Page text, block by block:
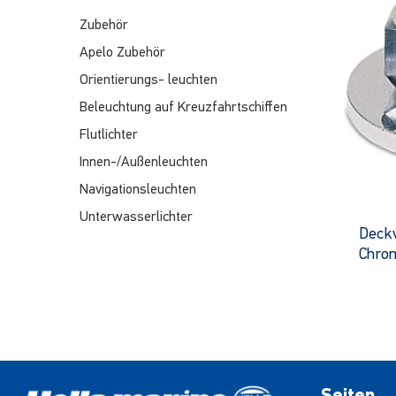
Zubehör
Apelo Zubehör
Orientierungs- leuchten
Beleuchtung auf Kreuzfahrtschiffen
Flutlichter
Innen-/Außenleuchten
Navigationsleuchten
Unterwasserlichter